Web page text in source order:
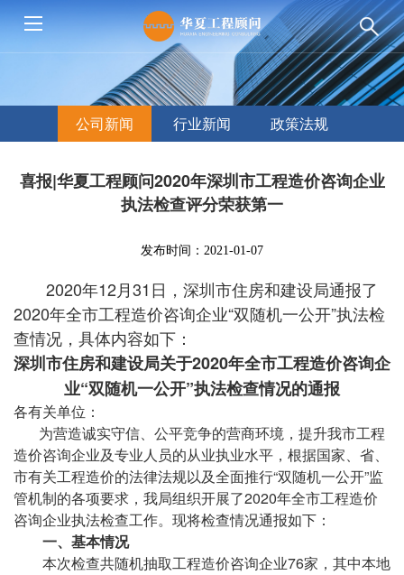
公司新闻 行业新闻 政策法规
喜报|华夏工程顾问2020年深圳市工程造价咨询企业
执法检查评分荣获第一
发布时间：2021-01-07
2020年12月31日，深圳市住房和建设局通报了
2020年全市工程造价咨询企业“双随机一公开”执法检
查情况，具体内容如下：
深圳市住房和建设局关于2020年全市工程造价咨询企
业“双随机一公开”执法检查情况的通报
各有关单位：
为营造诚实守信、公平竞争的营商环境，提升我市工程
造价咨询企业及专业人员的从业执业水平，根据国家、省、
市有关工程造价的法律法规以及全面推行“双随机一公开”监
管机制的各项要求，我局组织开展了2020年全市工程造价
咨询企业执法检查工作。现将检查情况通报如下：
一、基本情况
本次检查共随机抽取工程造价咨询企业76家，其中本地